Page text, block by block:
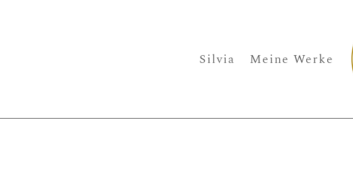
Silvia Meine Werke